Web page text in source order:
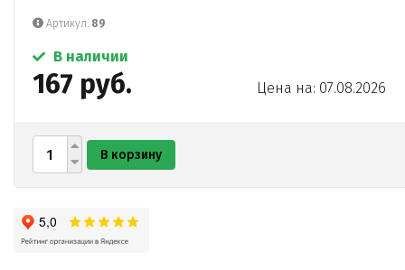
Артикул: 89
В наличии
167 руб. Цена на: 07.08.2026
В корзину